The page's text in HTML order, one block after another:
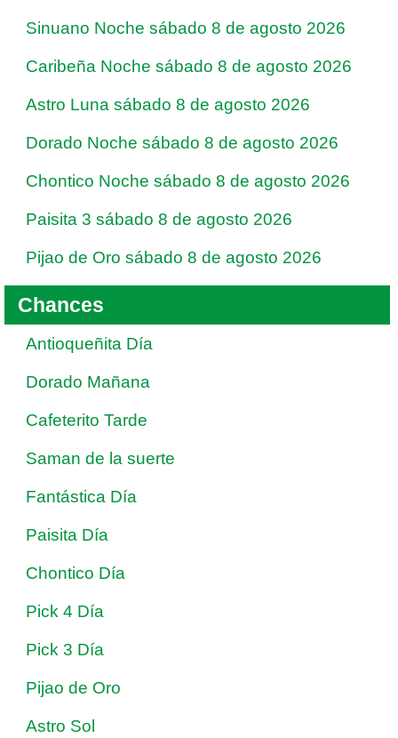
Sinuano Noche sábado 8 de agosto 2026
Caribeña Noche sábado 8 de agosto 2026
Astro Luna sábado 8 de agosto 2026
Dorado Noche sábado 8 de agosto 2026
Chontico Noche sábado 8 de agosto 2026
Paisita 3 sábado 8 de agosto 2026
Pijao de Oro sábado 8 de agosto 2026
Chances
Antioqueñita Día
Dorado Mañana
Cafeterito Tarde
Saman de la suerte
Fantástica Día
Paisita Día
Chontico Día
Pick 4 Día
Pick 3 Día
Pijao de Oro
Astro Sol